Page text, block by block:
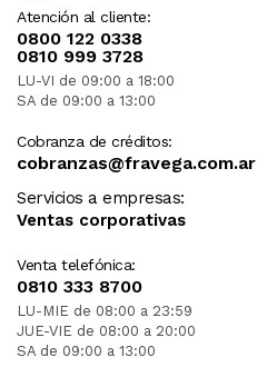
Atención al cliente:
0800 122 0338
0810 999 3728
LU-VI de 09:00 a 18:00
SA de 09:00 a 13:00
Cobranza de créditos:
cobranzas@fravega.com.ar
Servicios a empresas:
Ventas corporativas
Venta telefónica:
0810 333 8700
LU-MIE de 08:00 a 23:59
JUE-VIE de 08:00 a 20:00
SA de 09:00 a 13:00